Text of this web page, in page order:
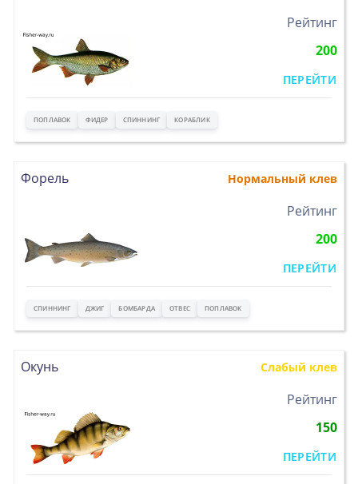
Рейтинг
200
ПЕРЕЙТИ
ПОПЛАВОК ФИДЕР СПИННИНГ КОРАБЛИК
Форель Нормальный клев
Рейтинг
200
ПЕРЕЙТИ
СПИННИНГ ДЖИГ БОМБАРДА ОТВЕС ПОПЛАВОК
Окунь Слабый клев
Рейтинг
150
ПЕРЕЙТИ